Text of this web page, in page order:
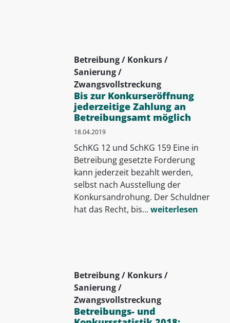
Betreibung / Konkurs /
Sanierung /
Zwangsvollstreckung
Bis zur Konkurseröffnung
jederzeitige Zahlung an
Betreibungsamt möglich
18.04.2019
SchKG 12 und SchKG 159 Eine in
Betreibung gesetzte Forderung
kann jederzeit bezahlt werden,
selbst nach Ausstellung der
Konkursandrohung. Der Schuldner
hat das Recht, bis... weiterlesen
Betreibung / Konkurs /
Sanierung /
Zwangsvollstreckung
Betreibungs- und